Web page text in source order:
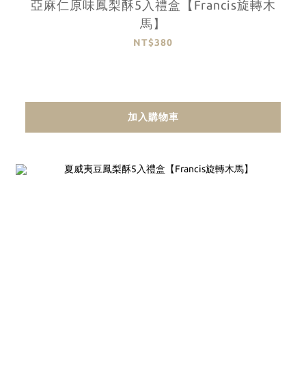
亞麻仁原味鳳梨酥5入禮盒【Francis旋轉木
馬】
NT$380
加入購物車